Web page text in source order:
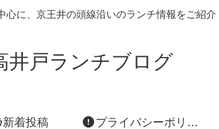
心に、京王井の頭線沿いのランチ情報をご紹介
井戸ランチブログ
新着投稿 プライバシーポリシー